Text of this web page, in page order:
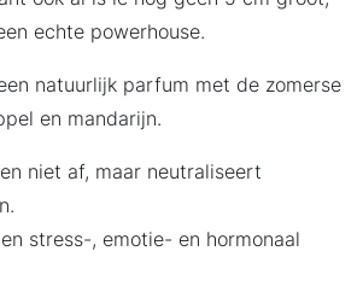
echte powerhouse.
natuurlijk parfum met de zomerse
en mandarijn.
niet af, maar neutraliseert
stress-, emotie- en hormonaal